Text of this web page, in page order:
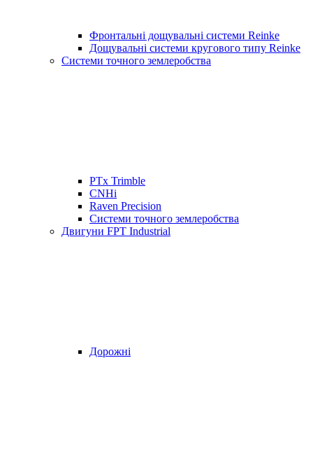
Фронтальні дощувальні системи Reinke
Дощувальні системи кругового типу Reinke
Системи точного землеробства
PTx Trimble
CNHi
Raven Precision
Системи точного землеробства
Двигуни FPT Industrial
Дорожні